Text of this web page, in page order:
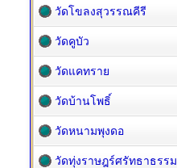
วัดโขลงสุวรรณคีรี
วัดคูบัว
วัดแคทราย
วัดบ้านโพธิ์
วัดหนามพุงดอ
วัดทุ่งราษฎร์ศรัทธาธรรม